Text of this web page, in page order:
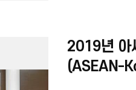
2019년 아
(ASEAN-